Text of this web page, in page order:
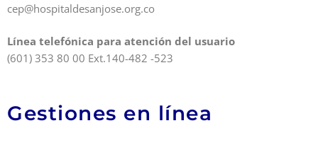
cep@hospitaldesanjose.org.co
Línea telefónica para atención del usuario
(601) 353 80 00 Ext.140-482 -523
Gestiones en línea